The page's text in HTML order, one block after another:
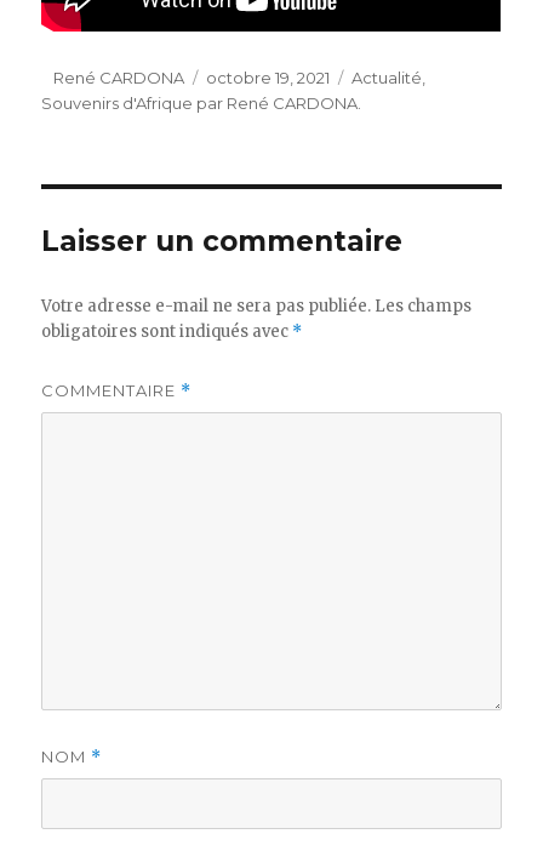
Auteur
René CARDONA
Publié
le
octobre 19, 2021 Catégories
Actualité,
Souvenirs d'Afrique par René CARDONA.
Laisser un commentaire
Votre adresse e-mail ne sera pas publiée. Les champs
obligatoires sont indiqués avec *
COMMENTAIRE *
NOM *